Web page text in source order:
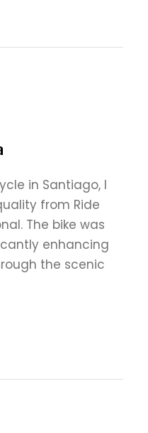
in Santiago, I
from Ride
The bike was
enhancing
the scenic